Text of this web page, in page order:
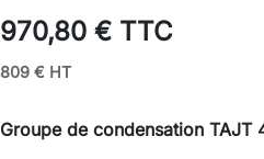
970,80 € TTC
809 € HT
Groupe de condensation TAJT